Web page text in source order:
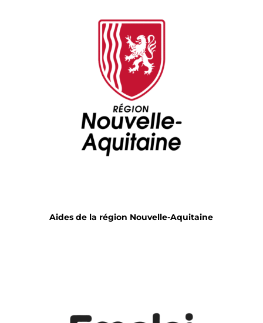
Aides de la région Nouvelle-Aquitaine